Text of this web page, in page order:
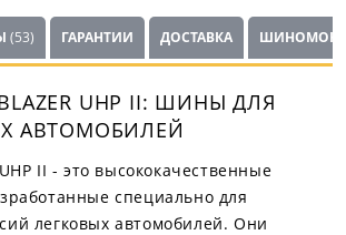
(53) ГАРАНТИИ ДОСТАВКА
BLAZER UHP II: ШИНЫ ДЛЯ
АВТОМОБИЛЕЙ
II - это высококачественные
специально для
легковых автомобилей. Они